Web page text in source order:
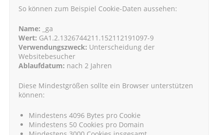
So können zum Beispiel Cookie-Daten aussehen:
Name: _ga
Wert: GA1.2.1326744211.152112191097-9
Verwendungszweck: Unterscheidung der
Websitebesucher
Ablaufdatum: nach 2 Jahren
Diese Mindestgrößen sollte ein Browser unterstützen
können:
Mindestens 4096 Bytes pro Cookie
Mindestens 50 Cookies pro Domain